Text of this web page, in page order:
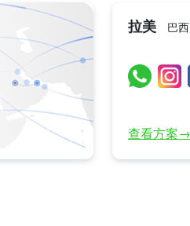
拉美 巴
查看方案→